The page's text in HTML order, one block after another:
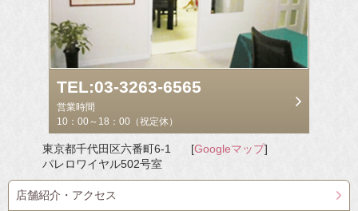
TEL:03-3263-6565
営業時間
10：00～18：00（祝定休）
東京都千代田区六番町6-1
パレロワイヤル502号室
[Googleマップ]
店舗紹介・アクセス